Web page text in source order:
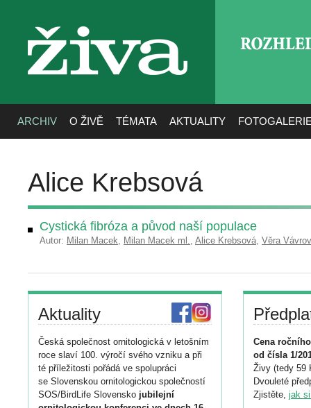
živa
ARCHIV O ŽIVĚ TÉMATA AKTUALITY
Alice Krebsová
Cystická fibróza a původ naší populace
Autor: Milan Macek, Milan Macek ml., Alice Krebsová, Věra
Aktuality
Česká společnost ornitologická v letošním
roce slaví 100. výročí svého vzniku a při
té příležitosti pořádá ve spolupráci
se Slovenskou ornitologickou společností
SOS/BirdLife Slovensko jubilejní
Cena
od čísla 1/
Živy (tedy 59
Dvouleté
Zjistěte, jak